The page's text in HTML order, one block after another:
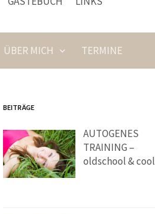
ÜBER MICH TERMINE
BEITRÄGE
AUTOGENES
TRAINING –
oldschool & cool